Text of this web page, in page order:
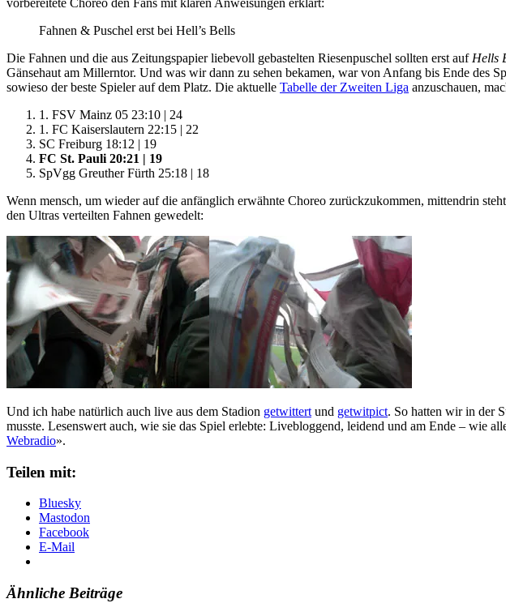
Fahnen & Puschel erst bei Hell’s Bells
Die Fahnen und die aus Zeitungspapier liebevoll gebastelten Riesenpuschel sollten erst auf Hells
Gänsehaut am Millerntor. Und was wir dann zu sehen bekamen, war von Anfang bis Ende des
sowieso der beste Spieler auf dem Platz. Die aktuelle Tabelle der Zweiten Liga anzuschauen,
1. FSV Mainz 05 23:10 | 24
1. FC Kaiserslautern 22:15 | 22
SC Freiburg 18:12 | 19
FC St. Pauli 20:21 | 19
SpVgg Greuther Fürth 25:18 | 18
Wenn mensch, um wieder auf die anfänglich erwähnte Choreo zurückzukommen, mittendrin
den Ultras verteilten Fahnen gewedelt:
Und ich habe natürlich auch live aus dem Stadion getwittert und getwitpict. So hatten wir in der
musste. Lesenswert auch, wie sie das Spiel erlebte: Livebloggend, leidend und am Ende – wie
Webradio».
Teilen mit:
Bluesky
Mastodon
Facebook
E-Mail
Ähnliche Beiträge